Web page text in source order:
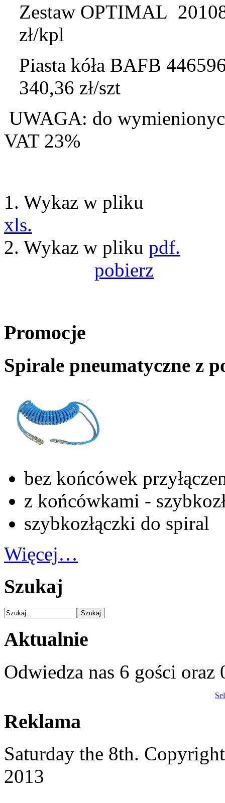
Zestaw OPTIMAL
zł/kpl
Piasta kóła BAFB
340,36 zł/szt
UWAGA: do
VAT 23%
1. Wykaz w pliku
xls.
2. Wykaz w pliku pdf.
pobierz
Promocje
Spirale pneumatyczne z
bez końcówek
z końcówkami -
szybkozłączki do spiral
Więcej…
Szukaj
Aktualnie
Odwiedza nas 6 gości
Reklama
Saturday the 8th.
2013